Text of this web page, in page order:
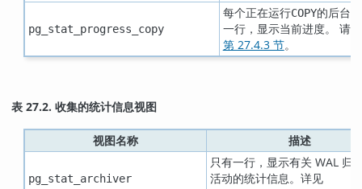
pg_stat_progress_copy
每个正在运行COPY的后台
一行，显示当前进度。 请
第 27.4.3 节。
表 27.2. 收集的统计信息视图
视图名称 描述
pg_stat_archiver
只有一行，显示有关 WAL 归
活动的统计信息。详见